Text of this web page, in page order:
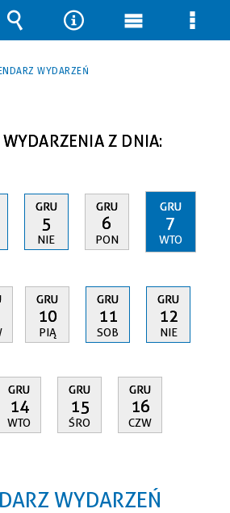
WYDARZEŃ
WYDARZENIA Z DNIA:
GRU
5
NIE
GRU
6
PON
GRU
7
WTO
GRU
10
PIĄ
GRU
11
SOB
GRU
12
NIE
GRU
14
WTO
GRU
15
ŚRO
GRU
16
CZW
WYDARZEŃ
Wyszukiwarka
Narzędzia
Menu Menu